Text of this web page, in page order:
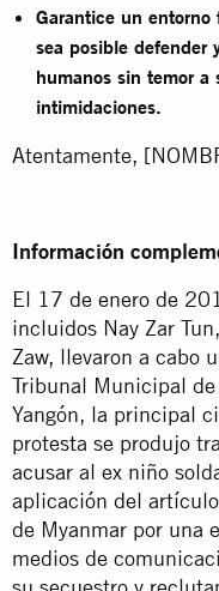
Garantice un entorno
sea posible defender
humanos sin temor a
intimidaciones.
Atentamente,
Información
El 17 de enero de
incluidos Nay Zar
Zaw, llevaron a cabo
Tribunal Municipal
Yangón, la principal
protesta se produjo
acusar al ex niño
aplicación del
de Myanmar por una
medios de